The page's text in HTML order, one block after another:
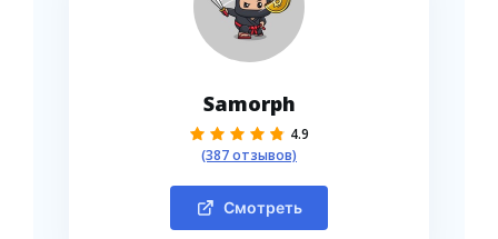
Samorph
4.9
(387 отзывов)
Смотреть